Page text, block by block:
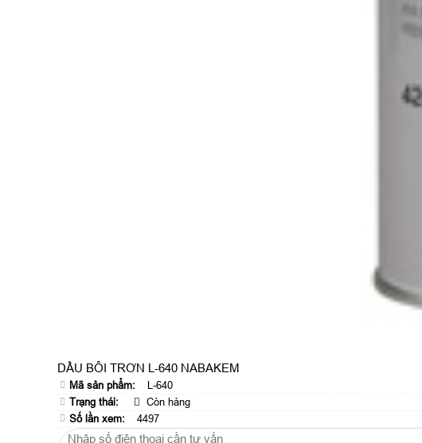
DẦU BÔI TRƠN L-640 NABAKEM
Mã sản phẩm:
L-640
Trạng thái:
Còn hàng
Số lần xem:
4497